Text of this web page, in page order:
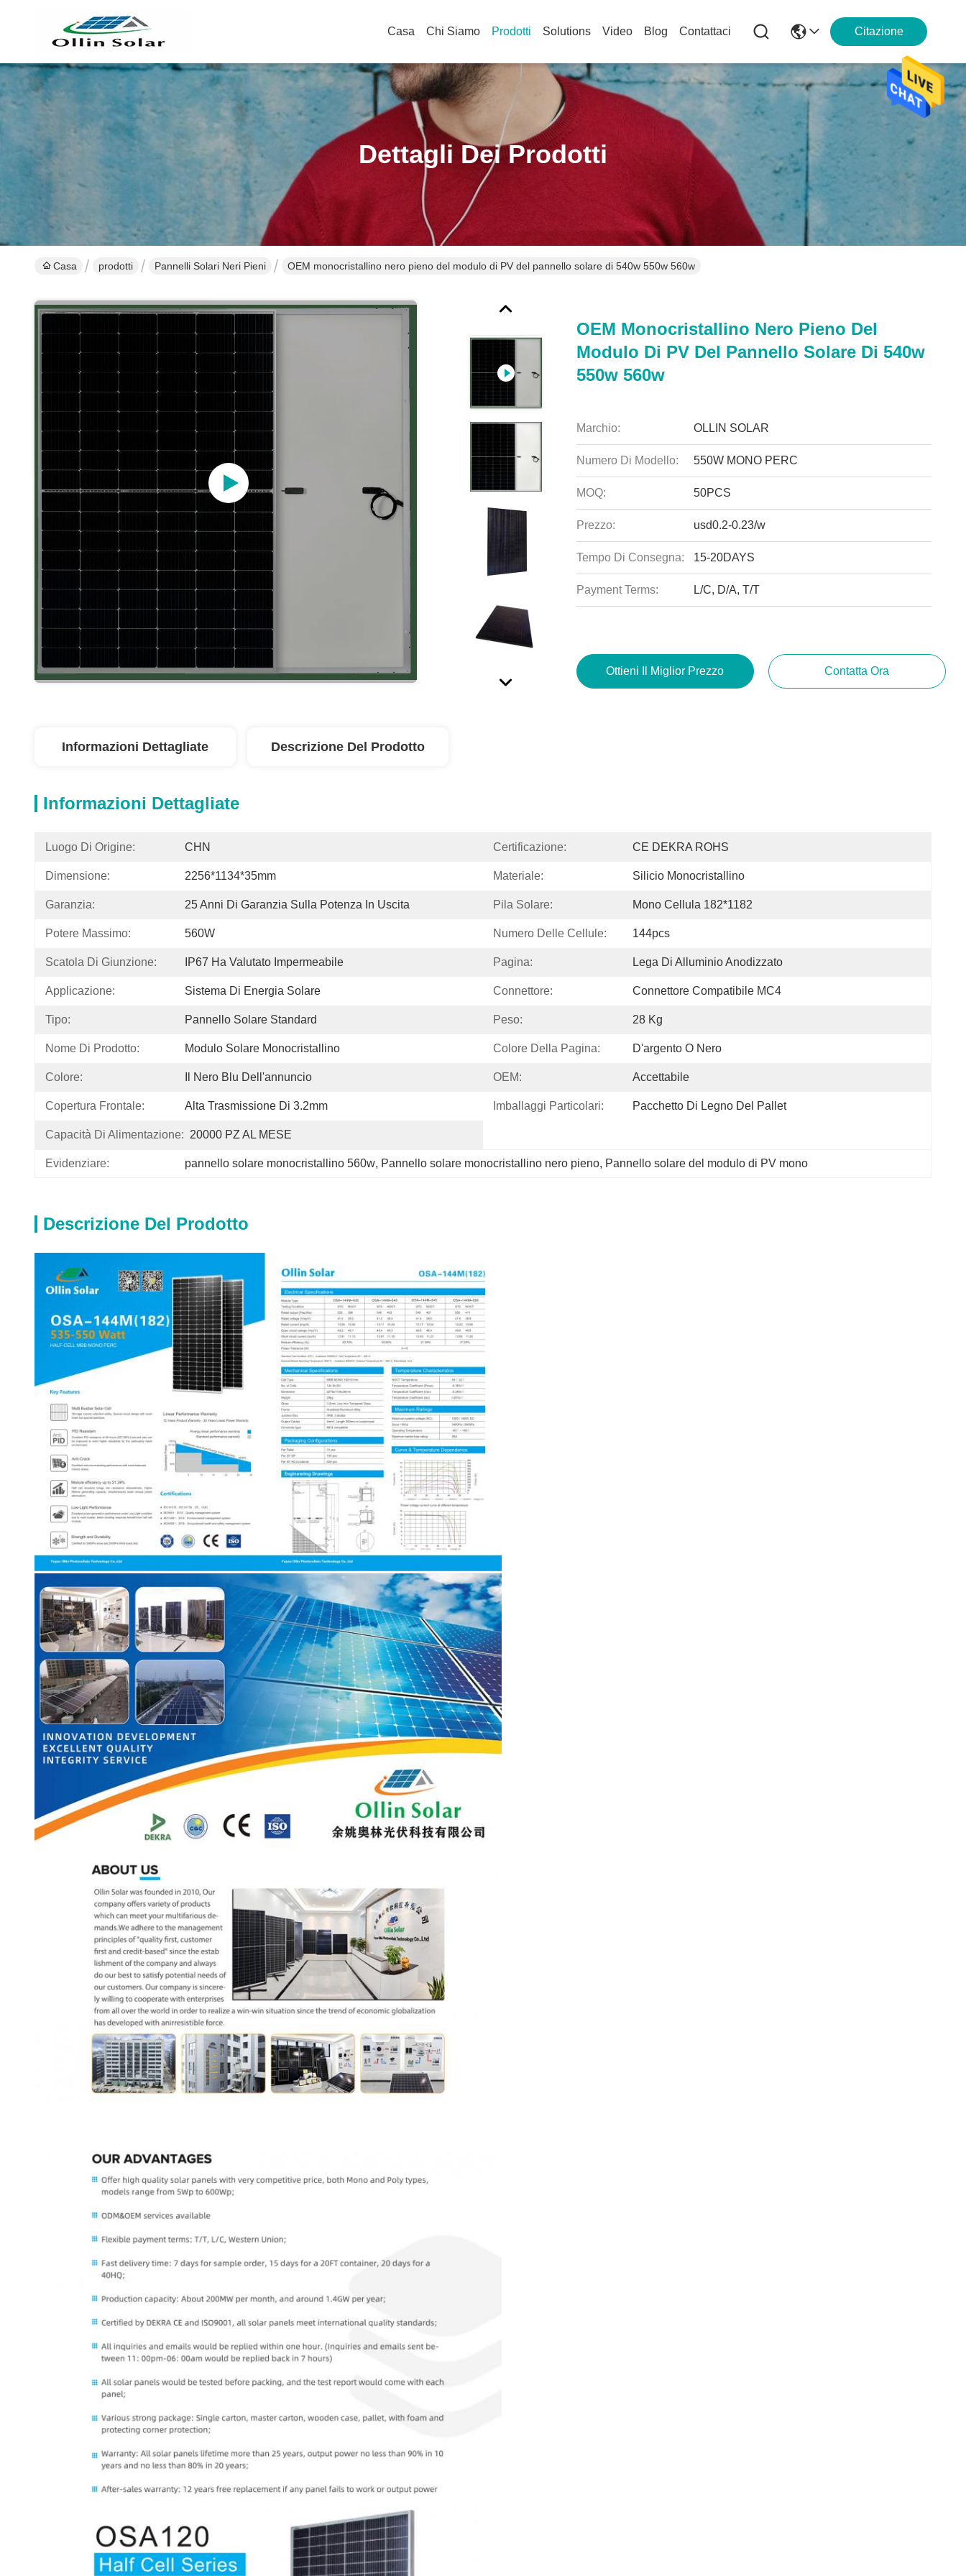
Casa Chi Siamo Prodotti Solutions Video Blog Contattaci Citazione
Dettagli Dei Prodotti
Casa prodotti Pannelli Solari Neri Pieni OEM monocristallino nero pieno del modulo di PV del pannello solare di 540w 550w 560w
OEM Monocristallino Nero Pieno Del
Modulo Di PV Del Pannello Solare Di 540w
550w 560w
Marchio: OLLIN SOLAR
Numero Di Modello: 550W MONO PERC
MOQ: 50PCS
Prezzo: usd0.2-0.23/w
Tempo Di Consegna: 15-20DAYS
Payment Terms: L/C, D/A, T/T
Ottieni Il Miglior Prezzo Contatta Ora
Informazioni Dettagliate Descrizione Del Prodotto
Informazioni Dettagliate
Luogo Di Origine: CHN Certificazione: CE DEKRA ROHS
Dimensione: 2256*1134*35mm Materiale: Silicio Monocristallino
Garanzia: 25 Anni Di Garanzia Sulla Potenza In Uscita Pila Solare: Mono Cellula 182*1182
Potere Massimo: 560W Numero Delle Cellule: 144pcs
Scatola Di Giunzione: IP67 Ha Valutato Impermeabile Pagina: Lega Di Alluminio Anodizzato
Applicazione: Sistema Di Energia Solare Connettore: Connettore Compatibile MC4
Tipo: Pannello Solare Standard Peso: 28 Kg
Nome Di Prodotto: Modulo Solare Monocristallino Colore Della Pagina: D'argento O Nero
Colore: Il Nero Blu Dell'annuncio OEM: Accettabile
Copertura Frontale: Alta Trasmissione Di 3.2mm Imballaggi Particolari: Pacchetto Di Legno Del Pallet
Capacità Di Alimentazione: 20000 PZ AL MESE
Evidenziare: pannello solare monocristallino 560w, Pannello solare monocristallino nero pieno, Pannello solare del modulo di PV mono
Descrizione Del Prodotto